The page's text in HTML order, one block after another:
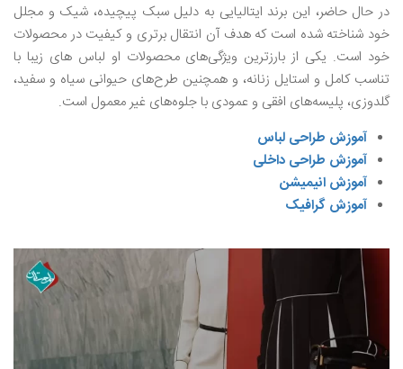
در حال حاضر، این برند ایتالیایی به دلیل سبک پیچیده، شیک و مجلل
خود شناخته شده است که هدف آن انتقال برتری و کیفیت در محصولات
خود است. یکی از بارزترین ویژگی‌های محصولات او لباس های زیبا با
تناسب کامل و استایل زنانه، و همچنین طرح‌های حیوانی سیاه و سفید،
گلدوزی، پلیسه‌های افقی و عمودی با جلوه‌های غیر معمول است.
آموزش طراحی لباس
آموزش طراحی داخلی
آموزش انیمیشن
آموزش گرافیک